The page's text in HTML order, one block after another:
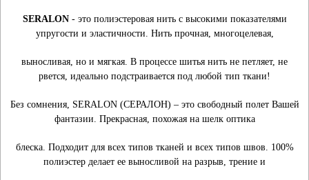
SERALON- это полиэстеровая нить с высокими показателями
упругости и эластичности. Нить прочная, многоцелевая,
выносливая, но и мягкая. В процессе шитья нить не петляет, не
рвется, идеально подстраивается под любой тип ткани!
Без сомнения, SERALON (СЕРАЛОН) – это свободный полет Вашей
фантазии. Прекрасная, похожая на шелк оптика
блеска. Подходит для всех типов тканей и всех типов швов. 100%
полиэстер делает ее выносливой на разрыв, трение и